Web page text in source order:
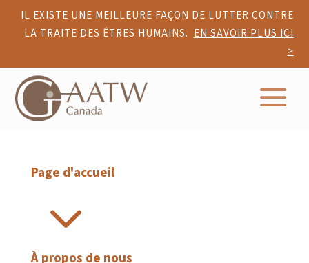
IL EXISTE UNE MEILLEURE FAÇON DE LUTTER CONTRE
LA TRAITE DES ÊTRES HUMAINS. EN SAVOIR PLUS ICI
>
a
Page d'accueil
3
À propos de nous